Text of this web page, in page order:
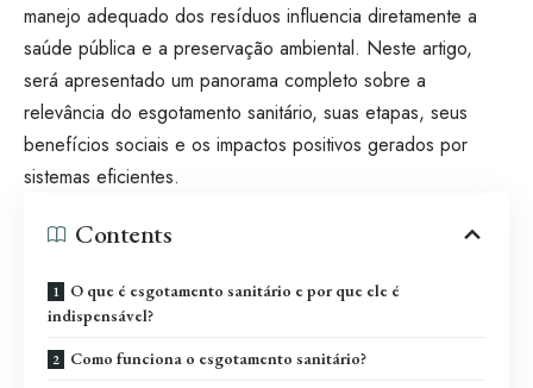
manejo adequado dos resíduos influencia diretamente a
saúde pública e a preservação ambiental. Neste artigo,
será apresentado um panorama completo sobre a
relevância do esgotamento sanitário, suas etapas, seus
benefícios sociais e os impactos positivos gerados por
sistemas eficientes.
Contents
O que é esgotamento sanitário e por que ele é
indispensável?
Como funciona o esgotamento sanitário?